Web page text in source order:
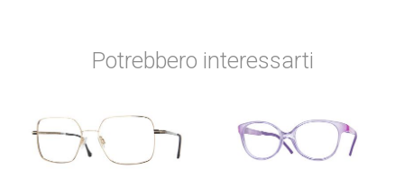
Potrebbero interessarti